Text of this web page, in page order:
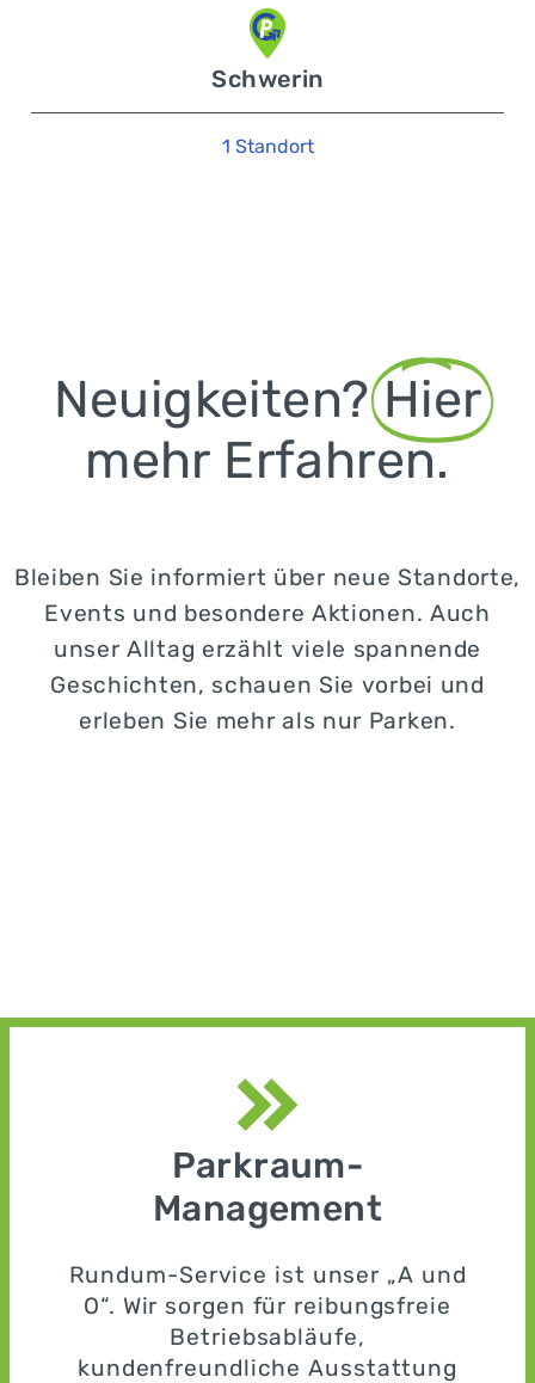
Schwerin
1 Standort
Neuigkeiten? Hier
mehr Erfahren.
Bleiben Sie informiert über neue Standorte,
Events und besondere Aktionen. Auch
unser Alltag erzählt viele spannende
Geschichten, schauen Sie vorbei und
erleben Sie mehr als nur Parken.
Parkraum-
Management
Rundum-Service ist unser „A und
O“. Wir sorgen für reibungsfreie
Betriebsabläufe,
kundenfreundliche Ausstattung